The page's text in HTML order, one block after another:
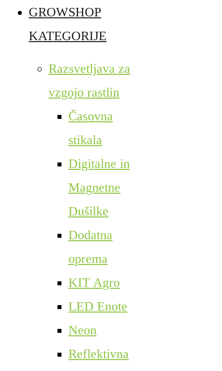
GROWSHOP
KATEGORIJE
Razsvetljava za
vzgojo rastlin
Časovna
stikala
Digitalne in
Magnetne
Dušilke
Dodatna
oprema
KIT Agro
LED Enote
Neon
Reflektivna